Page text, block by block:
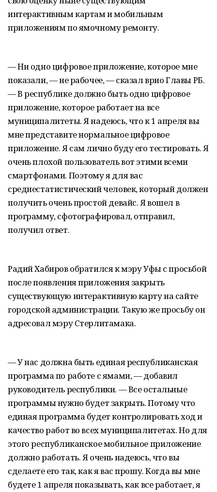
интерактивным картам и мобильным
приложениям по ямочному ремонту.
— Ни одно цифровое приложение, которое мне
показали, — не рабочее, — сказал врио Главы РБ.
— В республике должно быть одно цифровое
приложение, которое работает на все
муниципалитеты. Я надеюсь, что к 1 апреля вы
мне представите нормальное цифровое
приложение. Я сам лично буду его тестировать. Я
очень плохой пользователь вот этими всеми
смартфонами. Поэтому я для вас
среднестатистический человек, который должен
получить очень простой девайс. Я вошел в
программу, сфотографировал, отправил,
получил ответ.
Радий Хабиров обратился к мэру Уфы с просьбой
после появления приложения закрыть
существующую интерактивную карту на сайте
городской администрации. Такую же просьбу он
адресовал мэру Стерлитамака.
— У нас должна быть единая республиканская
программа по работе с ямами, — добавил
руководитель республики. — Все остальные
программы нужно будет закрыть. Потому что
единая программа будет контролировать ход и
качество работ во всех муниципалитетах. Но для
этого республиканское мобильное приложение
должно работать. Я очень надеюсь, что вы
сделаете его так, как я вас прошу. Когда вы мне
будете 1 апреля показывать, как все работает, я